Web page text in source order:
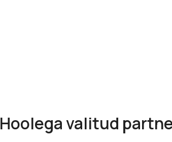
Hoolega valitud